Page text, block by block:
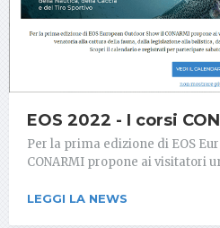
EOS 2022 - I corsi
Per la prima edizione di EOS
CONARMI propone ai visitatori
LEGGI LA NEWS